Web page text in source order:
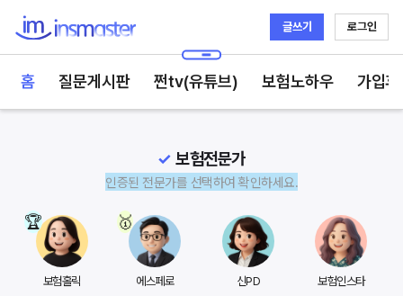
글쓰기 로그인
홈 질문게시판 쩐tv(유튜브) 보험노하우 가입
보험전문가
인증된 전문가를 선택하여 확인하세요.
보험홀릭 에스페로 신PD 보험인스타